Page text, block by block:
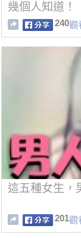
幾個人知道！
240觀
這五種女生，
201觀